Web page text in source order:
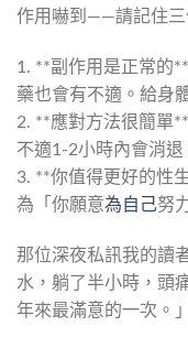
作用嚇到——請記住三
1. **副作用是正常的
藥也會有不適。給身
2. **應對方法很簡單
不適1-2小時內會消退
3. **你值得更好的性
為「你願意為自己努
那位深夜私訊我的讀
水，躺了半小時，頭
年來最滿意的一次。」